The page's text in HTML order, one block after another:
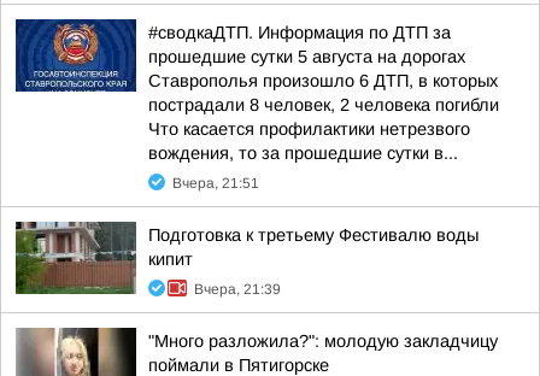
#сводкаДТП. Информация по ДТП за
прошедшие сутки 5 августа на дорогах
Ставрополья произошло 6 ДТП, в которых
пострадали 8 человек, 2 человека погибли
Что касается профилактики нетрезвого
вождения, то за прошедшие сутки в...
Вчера, 21:51
Подготовка к третьему Фестивалю воды
кипит
Вчера, 21:39
"Много разложила?": молодую закладчицу
поймали в Пятигорске